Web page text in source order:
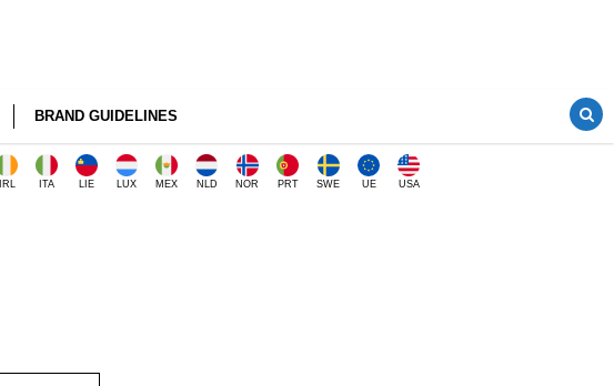
BRAND GUIDELINES
IRL ITA LIE LUX MEX NLD NOR PRT SWE UE USA